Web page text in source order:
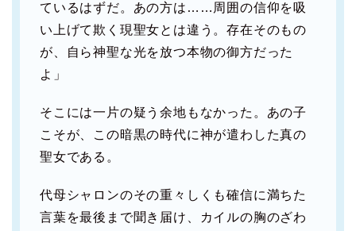
ているはずだ。あの方は……周囲の信仰を吸
い上げて欺く現聖女とは違う。存在そのもの
が、自ら神聖な光を放つ本物の御方だった
よ」
そこには一片の疑う余地もなかった。あの子
こそが、この暗黒の時代に神が遣わした真の
聖女である。
代母シャロンのその重々しくも確信に満ちた
言葉を最後まで聞き届け、カイルの胸のざわ